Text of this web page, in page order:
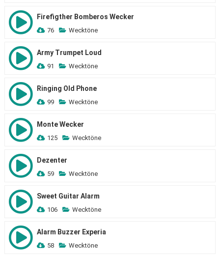
Firefigther Bomberos Wecker
76 Wecktöne
Army Trumpet Loud
91 Wecktöne
Ringing Old Phone
99 Wecktöne
Monte Wecker
125 Wecktöne
Dezenter
59 Wecktöne
Sweet Guitar Alarm
106 Wecktöne
Alarm Buzzer Experia
58 Wecktöne